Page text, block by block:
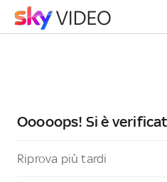
Ooooops! Si è
Riprova più tardi